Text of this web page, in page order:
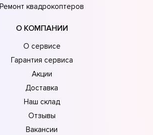
Ремонт квадрокоптеров
О КОМПАНИИ
О сервисе
Гарантия сервиса
Акции
Доставка
Наш склад
Отзывы
Вакансии